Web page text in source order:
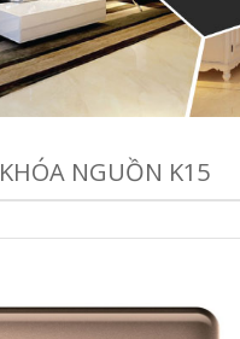
KHÓA NGUỒN K15